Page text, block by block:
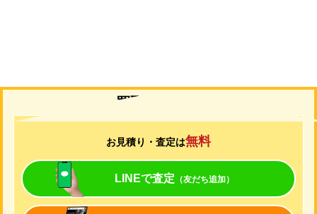
買取について
お見積り・査定は無料
LINEで査定 （友だち追加）